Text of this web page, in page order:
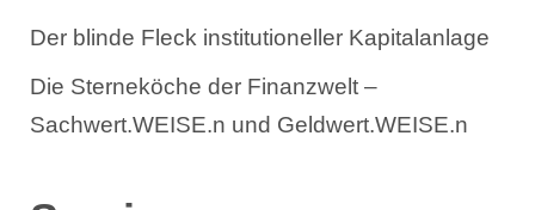
Der blinde Fleck institutioneller Kapitalanlage
Die Sterneköche der Finanzwelt –
Sachwert.WEISE.n und Geldwert.WEISE.n